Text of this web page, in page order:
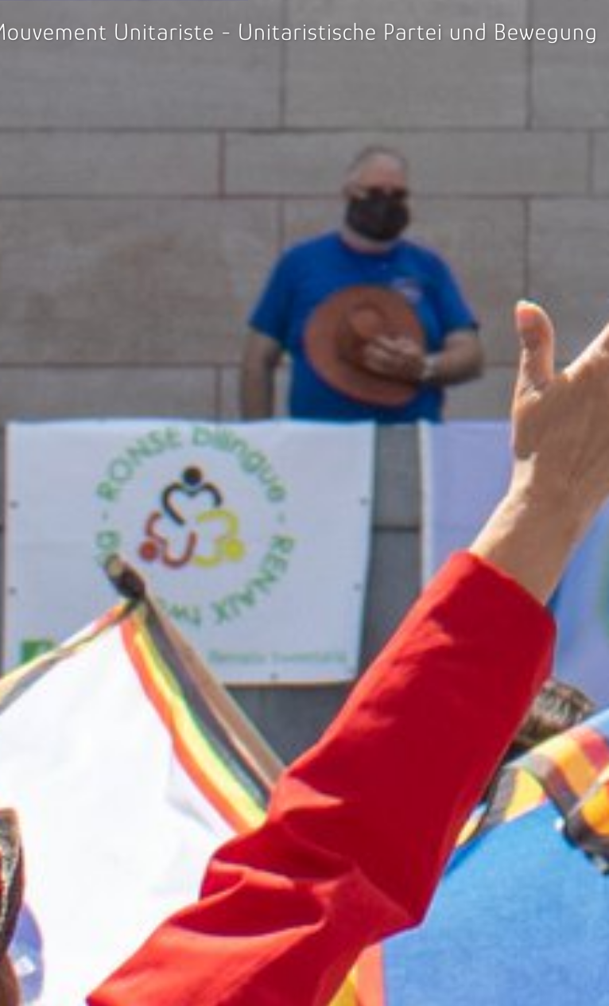
Unitariste - Unitaristische Partei und Bewegung